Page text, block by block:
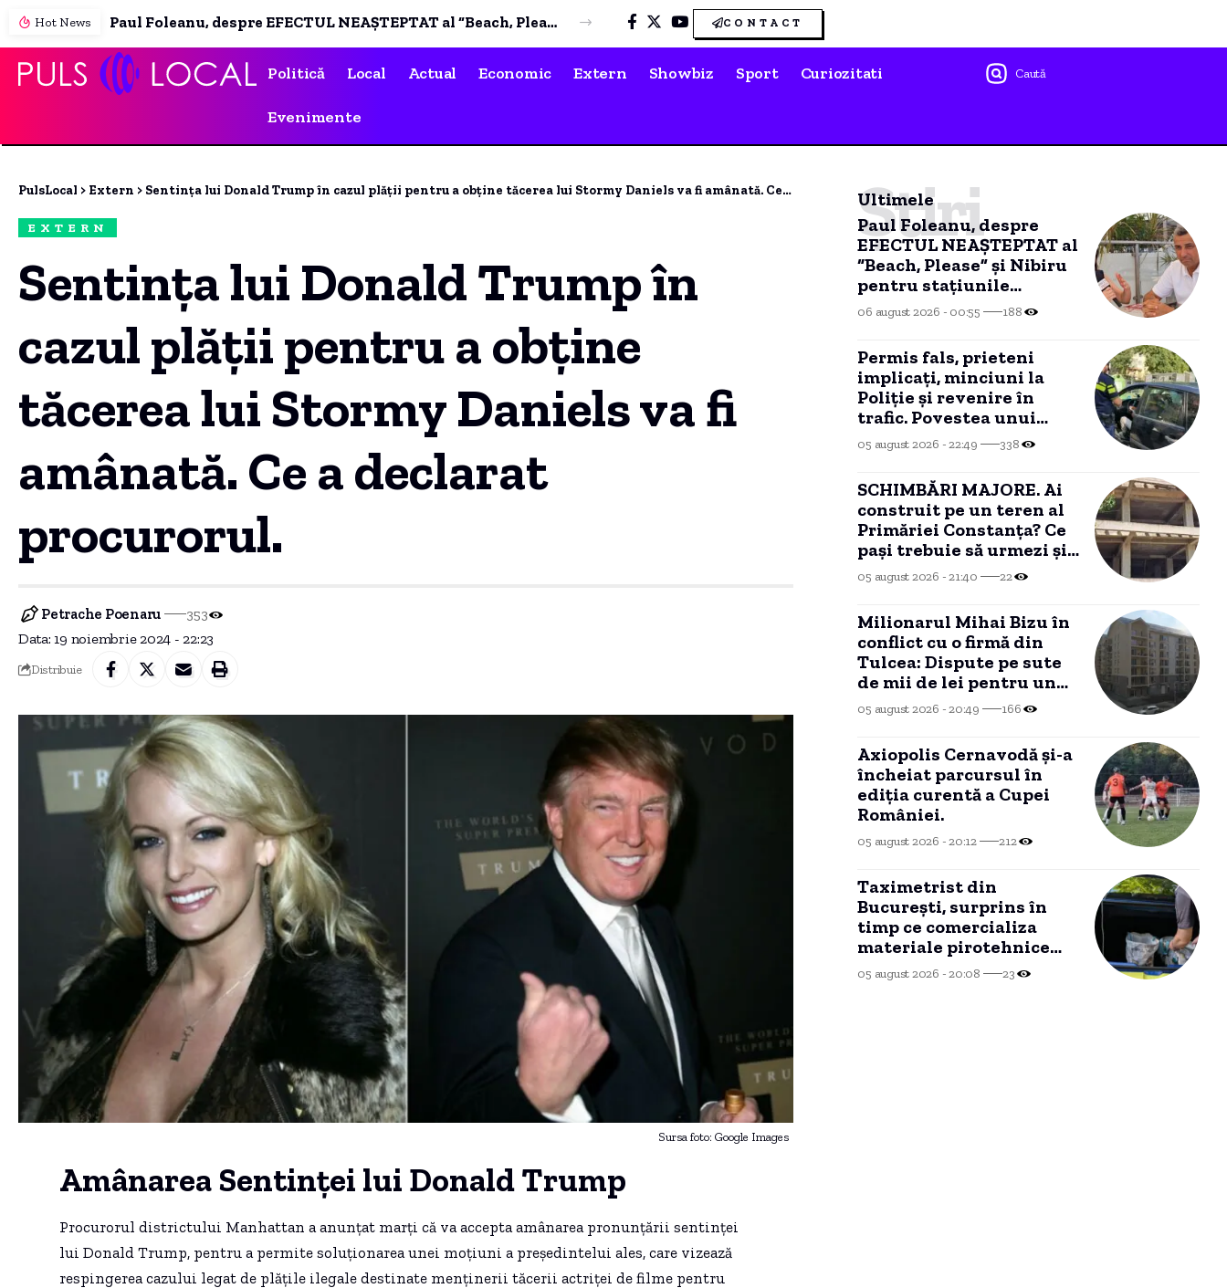
Hot News Permis fals, prieteni implicați, minciuni la Poliție și revenire în trafic. Povestea unui șofer arestat la Constanța. CONTACT
Politică Local Actual Economic Extern Showbiz Sport Curiozitati
Evenimente
Caută
PulsLocal > Extern > Sentința lui Donald Trump în cazul plății pentru a obține tăcerea lui Stormy Daniels va fi amânată. Ce a declarat procurorul.
EXTERN
Sentința lui Donald Trump în
cazul plății pentru a obține
tăcerea lui Stormy Daniels va fi
amânată. Ce a declarat
procurorul.
Data: 19 noiembrie 2024 - 22:23
Petrache Poenaru 353
Distribuie
Sursa foto: Google Images
Amânarea Sentinței lui Donald Trump
Procurorul districtului Manhattan a anunțat marți că va accepta amânarea pronunțării sentinței
lui Donald Trump, pentru a permite soluționarea unei moțiuni a președintelui ales, care vizează
respingerea cazului legat de plățile ilegale destinate menținerii tăcerii actriței de filme pentru
Ultimele
Știri
Paul Foleanu, despre
EFECTUL NEAȘTEPTAT al
“Beach, Please” și Nibiru
pentru stațiunile
MANGALIEI
06 august 2026 - 00:55 188
Permis fals, prieteni
implicați, minciuni la
Poliție și revenire în
trafic. Povestea unui
șofer arestat la
Constanța.
05 august 2026 - 22:49 338
SCHIMBĂRI MAJORE. Ai
construit pe un teren al
Primăriei Constanța? Ce
pași trebuie să urmezi și
ce costuri implică
05 august 2026 - 21:40 22
Milionarul Mihai Bizu în
conflict cu o firmă din
Tulcea: Dispute pe sute
de mii de lei pentru un
brand imobiliar, blocate
într-un conflict de
05 august 2026 - 20:49 166
Axiopolis Cernavodă și-a
încheiat parcursul în
ediția curentă a Cupei
României.
05 august 2026 - 20:12 212
Taximetrist din
București, surprins în
timp ce comercializa
materiale pirotehnice
suporterilor israelieni
pentru meciul de la
05 august 2026 - 20:08 23